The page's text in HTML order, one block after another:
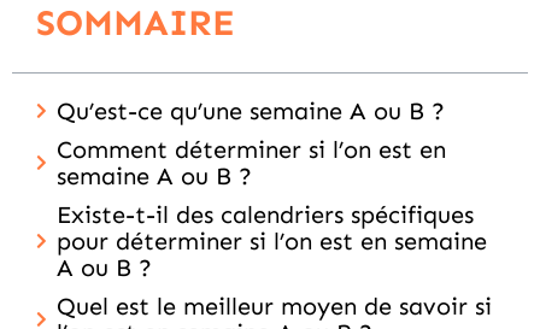
SOMMAIRE
Qu’est-ce qu’une semaine A ou B ?
Comment déterminer si l’on est en
semaine A ou B ?
Existe-t-il des calendriers spécifiques
pour déterminer si l’on est en semaine
A ou B ?
Quel est le meilleur moyen de savoir si